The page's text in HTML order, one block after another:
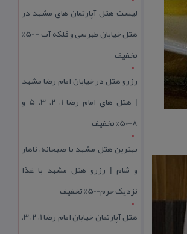
لیست هتل آپارتمان های مشهد در
هتل خیابان طبرسی و فلکه آب + 50%
تخفیف
رزرو هتل در خیابان امام رضا مشهد
| هتل‌ های امام رضا 1، 2، 3، 5 و
8+50% تخفیف
بهترین هتل مشهد با صبحانه، ناهار
و شام | رزرو هتل مشهد با غذا
نزدیک حرم+50% تخفیف
هتل آپارتمان خیابان امام رضا 1، 2، 3،